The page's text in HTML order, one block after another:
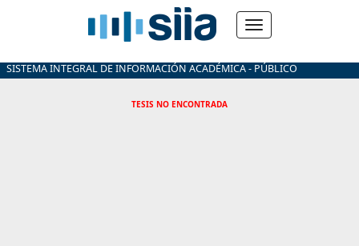
SISTEMA INTEGRAL DE INFORMACIÓN ACADÉMICA - PÚBLICO
TESIS NO ENCONTRADA